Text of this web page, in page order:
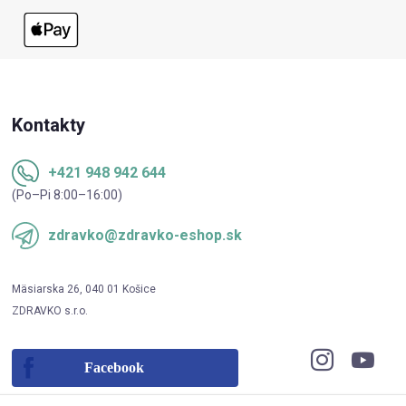
Kontakty
+421 948 942 644
(Po–Pi 8:00–16:00)
zdravko@zdravko-eshop.sk